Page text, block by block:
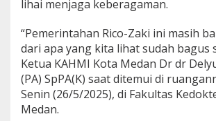
i
s
A
k
a
d
lihai menjaga keberagaman.
“Pemerintahan Rico-Zaki ini masih
dari apa yang kita lihat sudah bagus
Ketua KAHMI Kota Medan Dr dr
(PA) SpPA(K) saat ditemui di
Senin (26/5/2025), di Fakultas
Medan.